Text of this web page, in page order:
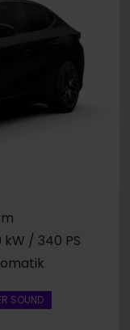
kW / 340 PS
SOUND